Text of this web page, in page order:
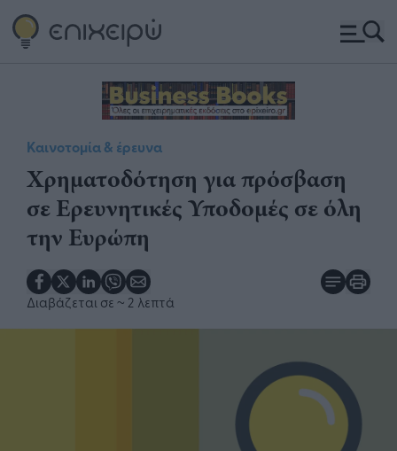
Καινοτομία & έρευνα
Χρηματοδότηση για πρόσβαση
σε Ερευνητικές Υποδομές σε όλη
την Ευρώπη
Διαβάζεται σε ~ 2 λεπτά